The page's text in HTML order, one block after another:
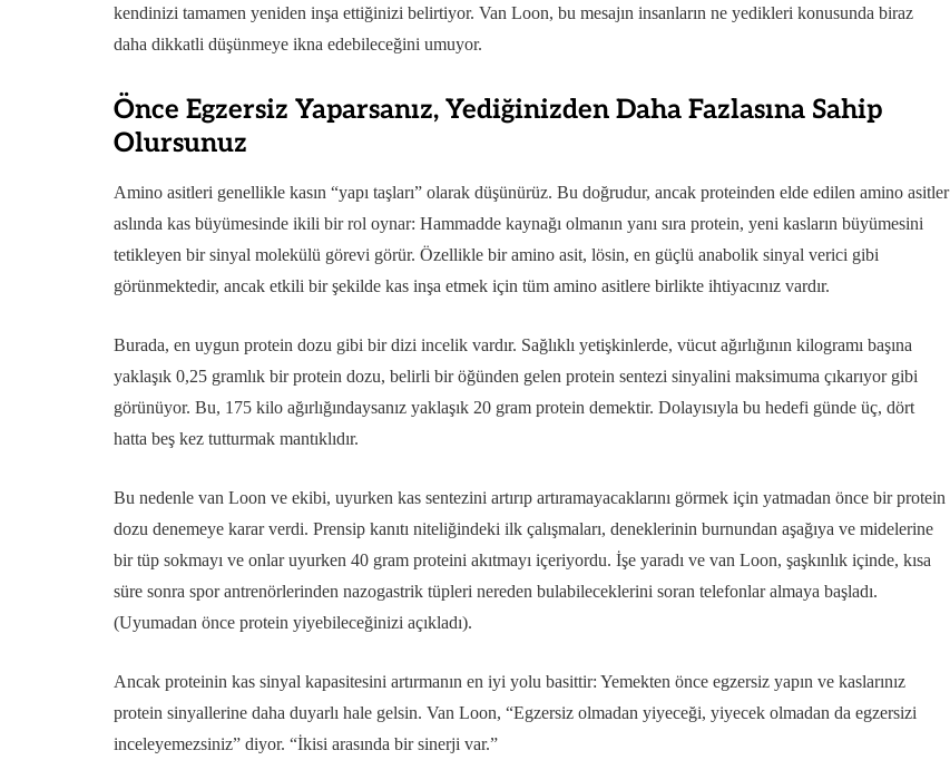
kendinizi tamamen yeniden inşa ettiğinizi belirtiyor. Van Loon, bu mesajın insanların ne yedikleri konusunda biraz
daha dikkatli düşünmeye ikna edebileceğini umuyor.
Önce Egzersiz Yaparsanız, Yediğinizden Daha Fazlasına Sahip
Olursunuz
Amino asitleri genellikle kasın “yapı taşları” olarak düşünürüz. Bu doğrudur, ancak proteinden elde edilen amino asitler
aslında kas büyümesinde ikili bir rol oynar: Hammadde kaynağı olmanın yanı sıra protein, yeni kasların büyümesini
tetikleyen bir sinyal molekülü görevi görür. Özellikle bir amino asit, lösin, en güçlü anabolik sinyal verici gibi
görünmektedir, ancak etkili bir şekilde kas inşa etmek için tüm amino asitlere birlikte ihtiyacınız vardır.
Burada, en uygun protein dozu gibi bir dizi incelik vardır. Sağlıklı yetişkinlerde, vücut ağırlığının kilogramı başına
yaklaşık 0,25 gramlık bir protein dozu, belirli bir öğünden gelen protein sentezi sinyalini maksimuma çıkarıyor gibi
görünüyor. Bu, 175 kilo ağırlığındaysanız yaklaşık 20 gram protein demektir. Dolayısıyla bu hedefi günde üç, dört
hatta beş kez tutturmak mantıklıdır.
Bu nedenle van Loon ve ekibi, uyurken kas sentezini artırıp artıramayacaklarını görmek için yatmadan önce bir protein
dozu denemeye karar verdi. Prensip kanıtı niteliğindeki ilk çalışmaları, deneklerinin burnundan aşağıya ve midelerine
bir tüp sokmayı ve onlar uyurken 40 gram proteini akıtmayı içeriyordu. İşe yaradı ve van Loon, şaşkınlık içinde, kısa
süre sonra spor antrenörlerinden nazogastrik tüpleri nereden bulabileceklerini soran telefonlar almaya başladı.
(Uyumadan önce protein yiyebileceğinizi açıkladı).
Ancak proteinin kas sinyal kapasitesini artırmanın en iyi yolu basittir: Yemekten önce egzersiz yapın ve kaslarınız
protein sinyallerine daha duyarlı hale gelsin. Van Loon, “Egzersiz olmadan yiyeceği, yiyecek olmadan da egzersizi
inceleyemezsiniz” diyor. “İkisi arasında bir sinerji var.”